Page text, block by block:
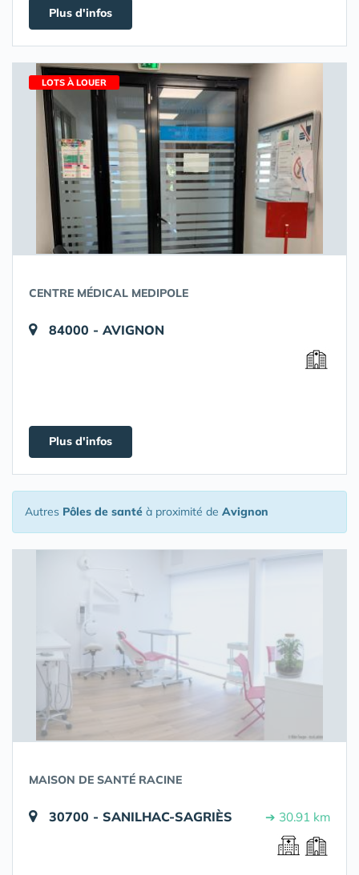
Plus d'infos
LOTS À LOUER
CENTRE MÉDICAL MEDIPOLE
84000 - AVIGNON
Plus d'infos
Autres Pôles de santé à proximité de Avignon
MAISON DE SANTÉ RACINE
30700 - SANILHAC-SAGRIÈS ➔ 30.91 km